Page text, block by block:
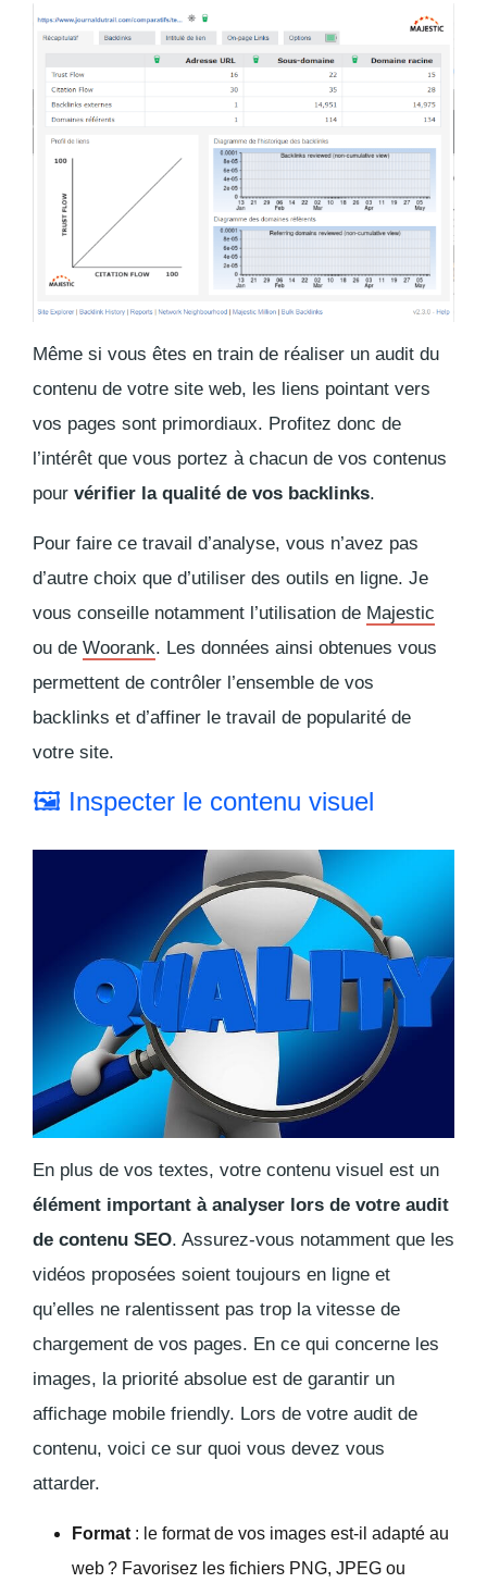
Même si vous êtes en train de réaliser un audit du
contenu de votre site web, les liens pointant vers
vos pages sont primordiaux. Profitez donc de
l’intérêt que vous portez à chacun de vos contenus
pour vérifier la qualité de vos backlinks.
Pour faire ce travail d’analyse, vous n’avez pas
d’autre choix que d’utiliser des outils en ligne. Je
vous conseille notamment l’utilisation de Majestic
ou de Woorank. Les données ainsi obtenues vous
permettent de contrôler l’ensemble de vos
backlinks et d’affiner le travail de popularité de
votre site.
🖼 Inspecter le contenu visuel
En plus de vos textes, votre contenu visuel est un
élément important à analyser lors de votre audit
de contenu SEO. Assurez-vous notamment que les
vidéos proposées soient toujours en ligne et
qu’elles ne ralentissent pas trop la vitesse de
chargement de vos pages. En ce qui concerne les
images, la priorité absolue est de garantir un
affichage mobile friendly. Lors de votre audit de
contenu, voici ce sur quoi vous devez vous
attarder.
Format : le format de vos images est-il adapté au
web ? Favorisez les fichiers PNG, JPEG ou